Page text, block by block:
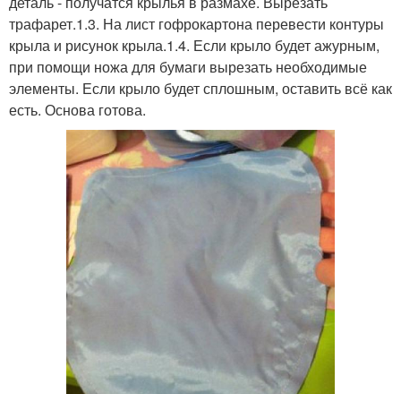
трафарет.1.3. На лист гофрокартона перевести контуры
крыла и рисунок крыла.1.4. Если крыло будет ажурным,
при помощи ножа для бумаги вырезать необходимые
элементы. Если крыло будет сплошным, оставить всё как
есть. Основа готова.